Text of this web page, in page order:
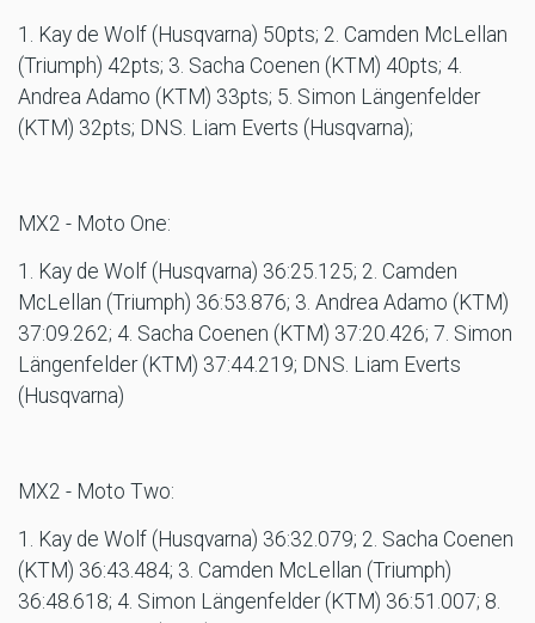
1. Kay de Wolf (Husqvarna) 50pts; 2. Camden McLellan
(Triumph) 42pts; 3. Sacha Coenen (KTM) 40pts; 4.
Andrea Adamo (KTM) 33pts; 5. Simon Längenfelder
(KTM) 32pts; DNS. Liam Everts (Husqvarna);
MX2 - Moto One:
1. Kay de Wolf (Husqvarna) 36:25.125; 2. Camden
McLellan (Triumph) 36:53.876; 3. Andrea Adamo (KTM)
37:09.262; 4. Sacha Coenen (KTM) 37:20.426; 7. Simon
Längenfelder (KTM) 37:44.219; DNS. Liam Everts
(Husqvarna)
MX2 - Moto Two:
1. Kay de Wolf (Husqvarna) 36:32.079; 2. Sacha Coenen
(KTM) 36:43.484; 3. Camden McLellan (Triumph)
36:48.618; 4. Simon Längenfelder (KTM) 36:51.007; 8.